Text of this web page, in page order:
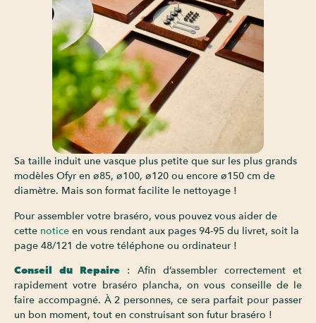
Sa taille induit une vasque plus petite que sur les plus grands
modèles Ofyr en ø85, ø100, ø120 ou encore ø150 cm de
diamètre. Mais son format facilite le nettoyage !
Pour assembler votre braséro, vous pouvez vous aider de
cette notice en vous rendant aux pages 94-95 du livret, soit la
page 48/121 de votre téléphone ou ordinateur !
Conseil du Repaire : Afin d’assembler correctement et
rapidement votre braséro plancha, on vous conseille de le
faire accompagné. À 2 personnes, ce sera parfait pour passer
un bon moment, tout en construisant son futur braséro !